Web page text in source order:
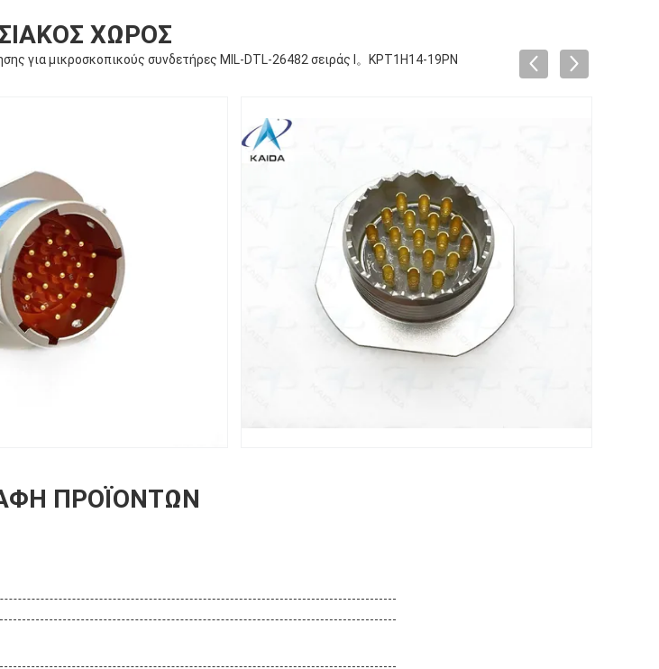
ΧΏΡΟΣ
για μικροσκοπικούς συνδετήρες MIL-DTL-26482 σειράς I。KPT1H14-19PN
ΠΡΟΪΌΝΤΩΝ